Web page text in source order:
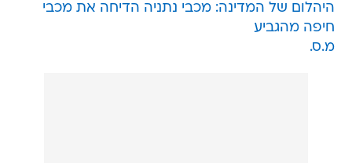
היהלום של המדינה: מכבי נתניה הדיחה את מכבי
חיפה מהגביע
מ.ס.